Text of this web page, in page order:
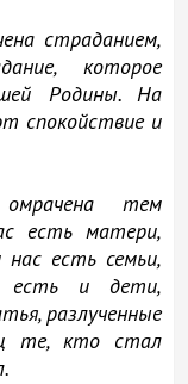
страданием,
которое
Родины. На
спокойствие и
тем
есть матери,
нас есть семьи,
есть и дети,
разлученные
те, кто стал